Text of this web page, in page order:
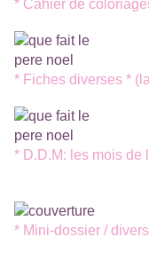
* Cahier de
* Fiches diverses *
* D.D.M: les mois de
* Mini-dossier /